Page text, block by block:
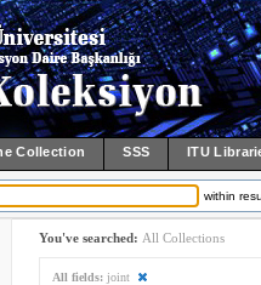
Collection SSS ITU
within
You've searched: All Collections
All fields: joint